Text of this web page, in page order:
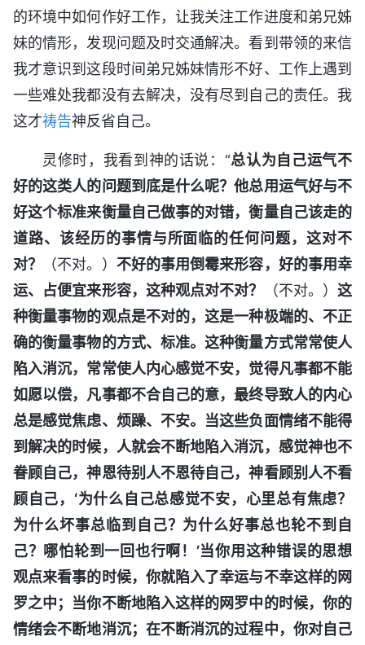
的环境中如何作好工作，让我关注工作进度和弟兄姊
妹的情形，发现问题及时交通解决。看到带领的来信
我才意识到这段时间弟兄姊妹情形不好、工作上遇到
一些难处我都没有去解决，没有尽到自己的责任。我
这才祷告神反省自己。
灵修时，我看到神的话说：“总认为自己运气不
好的这类人的问题到底是什么呢？他总用运气好与不
好这个标准来衡量自己做事的对错，衡量自己该走的
道路、该经历的事情与所面临的任何问题，这对不
对？
（不对。） 不好的事用倒霉来形容，好的事用幸
运、占便宜来形容，这种观点对不对？
（不对。）这
种衡量事物的观点是不对的，这是一种极端的、不正
确的衡量事物的方式、标准。这种衡量方式常常使人
陷入消沉，常常使人内心感觉不安，觉得凡事都不能
如愿以偿，凡事都不合自己的意，最终导致人的内心
总是感觉焦虑、烦躁、不安。当这些负面情绪不能得
到解决的时候，人就会不断地陷入消沉，感觉神也不
眷顾自己，神恩待别人不恩待自己，神看顾别人不看
顾自己，‘为什么自己总感觉不安，心里总有焦虑？
为什么坏事总临到自己？为什么好事总也轮不到自
己？哪怕轮到一回也行啊！’当你用这种错误的思想
观点来看事的时候，你就陷入了幸运与不幸这样的网
罗之中；当你不断地陷入这样的网罗中的时候，你的
情绪会不断地消沉；在不断消沉的过程中，你对自己